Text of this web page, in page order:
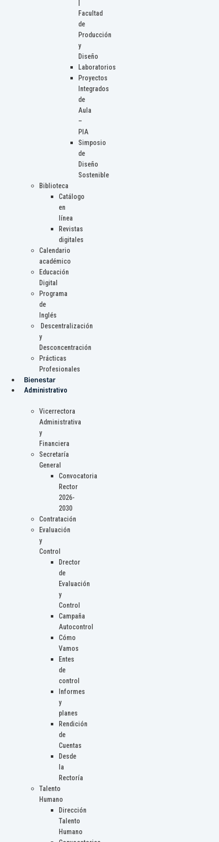
Facultad
de
Producción
y
Diseño
Laboratorios
Proyectos
Integrados
de
Aula
–
PIA
Simposio
de
Diseño
Sostenible
Biblioteca
Catálogo
en
línea
Revistas
digitales
Calendario
académico
Educación
Digital
Programa
de
Inglés
Descentralización
y
Desconcentración
Prácticas
Profesionales
Bienestar
Administrativo
Vicerrectora
Administrativa
y
Financiera
Secretaría
General
Convocatoria
Rector
2026-
2030
Contratación
Evaluación
y
Control
Drector
de
Evaluación
y
Control
Campaña
Autocontrol
Cómo
Vamos
Entes
de
control
Informes
y
planes
Rendición
de
Cuentas
Desde
la
Rectoría
Talento
Humano
Dirección
Talento
Humano